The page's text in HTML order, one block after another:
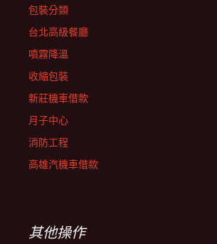
包裝分類
台北高級餐廳
噴霧降溫
收縮包裝
新莊機車借款
月子中心
消防工程
高雄汽機車借款
其他操作